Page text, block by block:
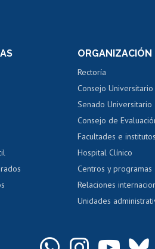
de notas
crédito alumnos
crédito exalumnos
y grados
Evaluación
Calificación
Postulación al
ORGANIZACIÓN
Rectoría
Consejo Universitario
Senado Universitario
Consejo de
Facultades e institutos
Hospital Clínico
Centros y programas
Relaciones
Unidades